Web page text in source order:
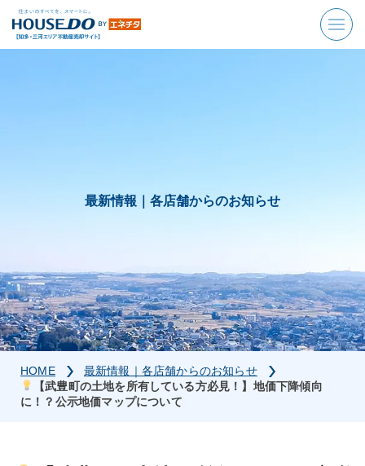
最新情報｜ 各店舗からのお知らせ
HOME
最新情報｜各店舗からのお知らせ
【武豊町の土地を所有している方必見！】地価下降傾向
に！？公示地価マップについて